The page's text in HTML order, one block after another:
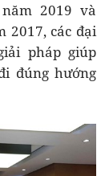
2019 và
2017, các đại
pháp giúp
đúng hướng